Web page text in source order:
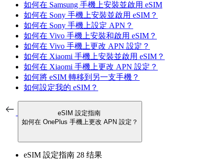
如何在 Samsung 手機上安裝並啟用 eSIM
如何在 Sony 手機上安裝並啟用 eSIM？
如何在 Sony 手機上設定 APN？
如何在 Vivo 手機上安裝和啟用 eSIM？
如何在 Vivo 手機上更改 APN 設定？
如何在 Xiaomi 手機上安裝並啟用 eSIM？
如何在 Xiaomi 手機上更改 APN 設定？
如何將 eSIM 轉移到另一支手機？
如何設定我的 eSIM？
eSIM 設定指南
如何在 OnePlus 手機上更改 APN 設定？
eSIM 設定指南 28 结果